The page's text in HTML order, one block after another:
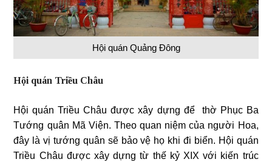
Hội quán Quảng Đông
Hội quán Triều Châu
Hội quán Triều Châu được xây dựng để thờ Phục Ba
Tướng quân Mã Viện. Theo quan niệm của người Hoa,
đây là vị tướng quân sẽ bảo vệ họ khi đi biển. Hội quán
Triều Châu được xây dựng từ thế kỷ XIX với kiến trúc